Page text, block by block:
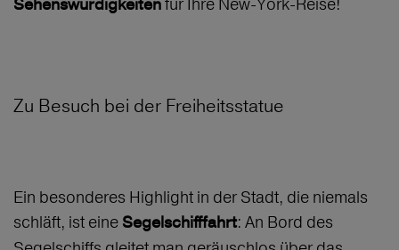
Sehenswürdigkeiten
Zu Besuch bei der Freiheitsstatue
Ein besonderes Highlight in der Stadt, die niemals
schläft, ist eine Segelschifffahrt: An Bord des